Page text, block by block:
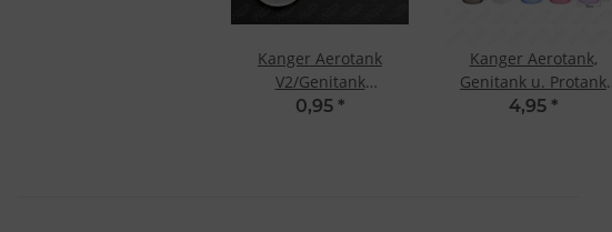
Kanger Aerotank
V2/Genitank
Ersatzdichtungen
0,95 *
Kanger Aerotank,
Genitank u. Protank
Replacement Glass
4,95 *